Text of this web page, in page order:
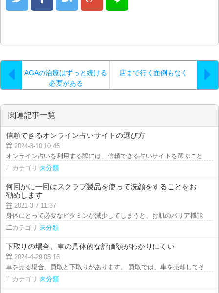
AGAの治療はずっと続ける
必要がある
店まで行く面倒もなく
関連記事一覧
信頼できるオンライン占いサイトの選び方
2024-3-10 10:46
オンライン占いを利用する際には、信頼できる占いサイトを選ぶことが重
カテゴリ 未分類
何回かに一回はスクラブ製品を使って洗顔をすることをお
勧めします
2021-3-7 11:37
身体にとって必要なビタミンが減少してしまうと、お肌のバリア機能が低
カテゴリ 未分類
下取りの場合、車の具体的な評価額がわかりにくい
2024-4-29 05:16
車を売る場合、買取と下取りがあります。 買取では、車を売却してその
カテゴリ 未分類